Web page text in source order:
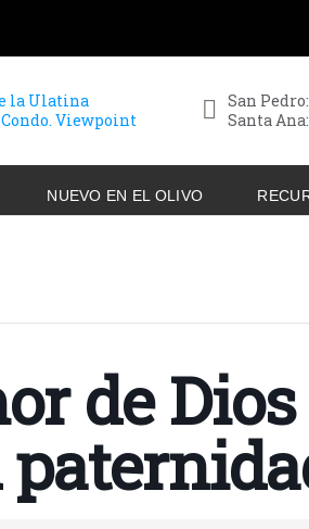
la Ulatina
Condo. Viewpoint
San Pedro:
Santa Ana:
NUEVO EN EL OLIVO
de